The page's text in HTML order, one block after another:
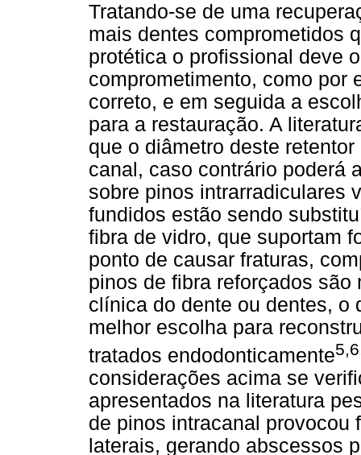
Tratando-se de uma
mais dentes comprometidos
protética o profissional deve
comprometimento, como por
correto, e em seguida a
para a restauração. A
que o diâmetro deste
canal, caso contrário poderá
sobre pinos intrarradiculares
fundidos estão sendo
fibra de vidro, que suportam
ponto de causar fraturas,
pinos de fibra reforçados
clínica do dente ou dentes, o
melhor escolha para
tratados endodonticamente
considerações acima se
apresentados na literatura
de pinos intracanal provocou
laterais, gerando abscessos